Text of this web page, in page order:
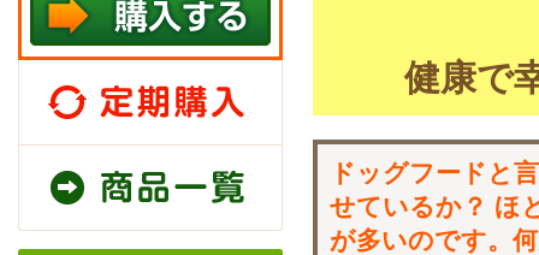
健康で
ドッグフードと
せているか？ ほ
が多いのです。